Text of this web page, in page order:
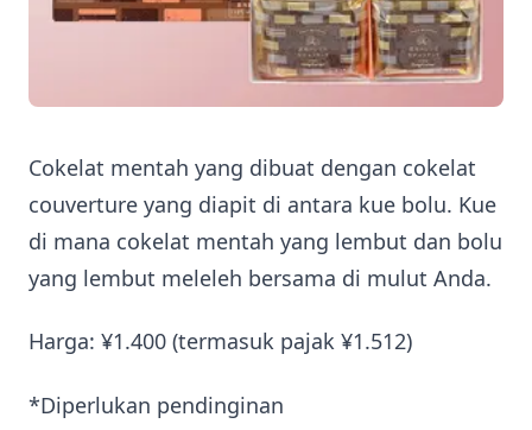
Cokelat mentah yang dibuat dengan cokelat
couverture yang diapit di antara kue bolu. Kue
di mana cokelat mentah yang lembut dan bolu
yang lembut meleleh bersama di mulut Anda.
Harga: ¥1.400 (termasuk pajak ¥1.512)
*Diperlukan pendinginan